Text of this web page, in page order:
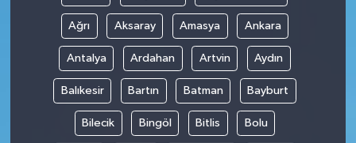
Ağrı Aksaray Amasya Ankara
Antalya Ardahan Artvin Aydın
Balıkesir Bartın Batman Bayburt
Bilecik Bingöl Bitlis Bolu